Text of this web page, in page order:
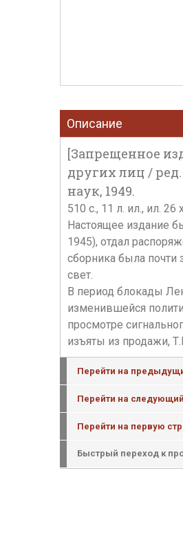
Описание
[Запрещенное
других лиц / ред.
наук, 1949.
510 с., 11 л. ил., ил.
Настоящее издание
1945), отдал
сборника была
свет.
В период блокады
изменившейся
просмотре
изъяты из продажи,
Перейти на
Перейти на
Перейти на первую
Быстрый переход к